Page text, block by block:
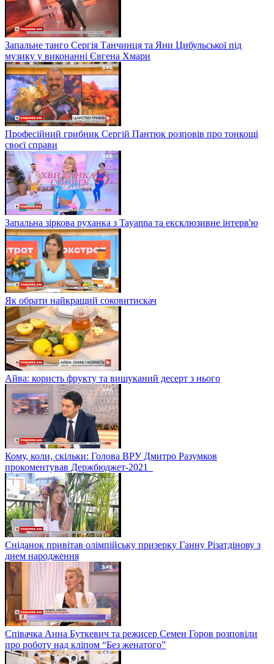
Запальне танго Сергія Танчинця та Яни Цибульської під
музику у виконанні Євгена Хмари
Професійний грибник Сергій Пантюк розповів про тонкощі
своєї справи
Запальна зіркова руханка з Tayanna та ексклюзивне інтерв'ю
Як обрати найкращий соковитискач
Айва: користь фрукту та вишуканий десерт з нього
Кому, коли, скільки: Голова ВРУ Дмитро Разумков
прокоментував Держбюджет-2021
Сніданок привітав олімпійську призерку Ганну Різатдінову з
днем народження
Співачка Анна Буткевич та режисер Семен Горов розповіли
про роботу над кліпом “Без женатого”